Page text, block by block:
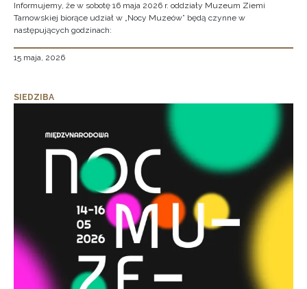
Informujemy, że w sobotę 16 maja 2026 r. oddziały Muzeum Ziemi
Tarnowskiej biorące udział w „Nocy Muzeów” będą czynne w
następujących godzinach:
15 maja, 2026
SIEDZIBA